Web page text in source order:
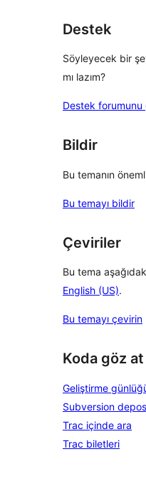
Destek
Söyleyecek bir
mı lazım?
Destek forumunu
Bildir
Bu temanın
Bu temayı bildir
Çeviriler
Bu tema
English (US).
Bu temayı çevirin
Koda göz at
Geliştirme
Subversion
Trac içinde ara
Trac biletleri